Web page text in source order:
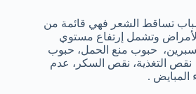
تساقط الشعر فهي قائمة من
وتشمل إرتفاع مستوي
حبوب منع الحمل، حبوب
نقص التغذية، نقص السكر، عدم
المبايض .